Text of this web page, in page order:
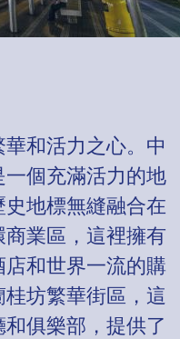
和活力之心。中
個充滿活力的地
地標無縫融合在
業區，這裡擁有
和世界一流的購
坊繁華街區，這
俱樂部，提供了